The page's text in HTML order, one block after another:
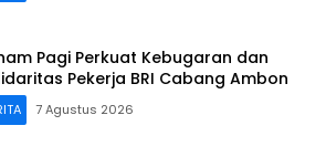
Pagi Perkuat Kebugaran dan
Pekerja BRI Cabang Ambon
7 Agustus 2026